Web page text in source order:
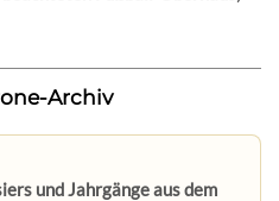
Archiv
und Jahrgänge aus dem